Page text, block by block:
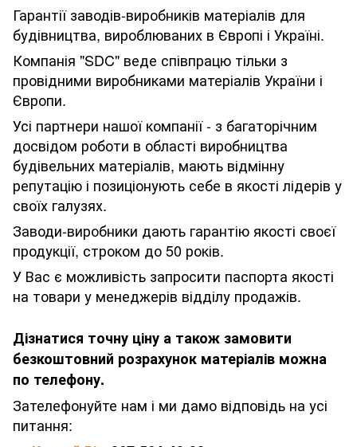
Гарантії заводів-виробників матеріалів для
будівництва, вироблюваних в Європі і Україні.
Компанія "SDC" веде співпрацю тільки з
провідними виробниками матеріалів України і
Європи.
Усі партнери нашої компанії - з багаторічним
досвідом роботи в області виробництва
будівельних матеріалів, мають відмінну
репутацію і позиціонують себе в якості лідерів у
своїх галузях.
Заводи-виробники дають гарантію якості своєї
продукції, строком до 50 років.
У Вас є можливість запросити паспорта якості
на товари у менеджерів відділу продажів.
Дізнатися точну ціну а також замовити
безкоштовний розрахунок матеріалів можна
по телефону.
Зателефонуйте нам і ми дамо відповідь на усі
питання: